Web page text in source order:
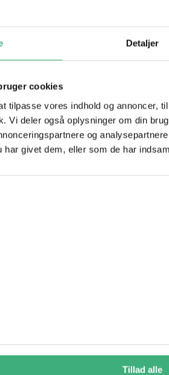
Detaljer
cookies
tilpasse vores indhold og annoncer,
Vi deler også oplysninger om din
og
har givet dem, eller som de har
Tillad alle